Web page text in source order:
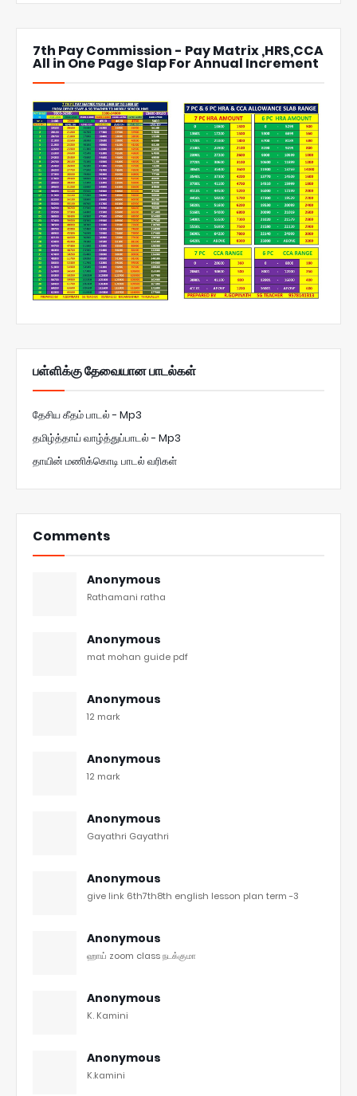
7th Pay Commission - Pay Matrix ,HRS,CCA
All in One Page Slap For Annual Increment
பள்ளிக்கு தேவையான பாடல்கள்
தேசிய கீதம் பாடல் - Mp3
தமிழ்த்தாய் வாழ்த்துப்பாடல் - Mp3
தாயின் மணிக்கொடி பாடல் வரிகள்
Comments
Anonymous
Rathamani ratha
Anonymous
mat mohan guide pdf
Anonymous
12 mark
Anonymous
12 mark
Anonymous
Gayathri Gayathri
Anonymous
give link 6th7th8th english lesson plan term -3
Anonymous
ஹாய் zoom class நடக்குமா
Anonymous
K. Kamini
Anonymous
K.kamini